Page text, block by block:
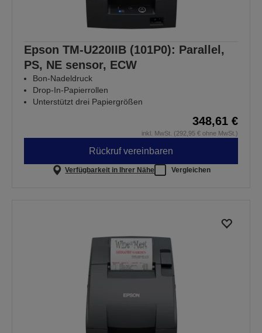
Epson TM-U220IIB (101P0): Parallel,
PS, NE sensor, ECW
Bon-Nadeldruck
Drop-In-Papierrollen
Unterstützt drei Papiergrößen
348,61 €
inkl. MwSt. (292,95 € ohne MwSt.)
Rückruf vereinbaren
Verfügbarkeit in Ihrer Nähe Vergleichen